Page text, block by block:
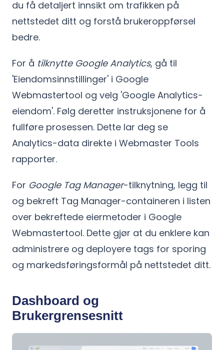
du få detaljert innsikt om trafikken på
nettstedet ditt og forstå brukeroppførsel
bedre.
For å tilknytte Google Analytics, gå til
'Eiendomsinnstillinger' i Google
Webmastertool og velg 'Google Analytics-
eiendom'. Følg deretter instruksjonene for å
fullføre prosessen. Dette lar deg se
Analytics-data direkte i Webmaster Tools
rapporter.
For Google Tag Manager-tilknytning, legg til
og bekreft Tag Manager-containeren i listen
over bekreftede eiermetoder i Google
Webmastertool. Dette gjør at du enklere kan
administrere og deployere tags for sporing
og markedsføringsformål på nettstedet ditt.
Dashboard og
Brukergrensesnitt